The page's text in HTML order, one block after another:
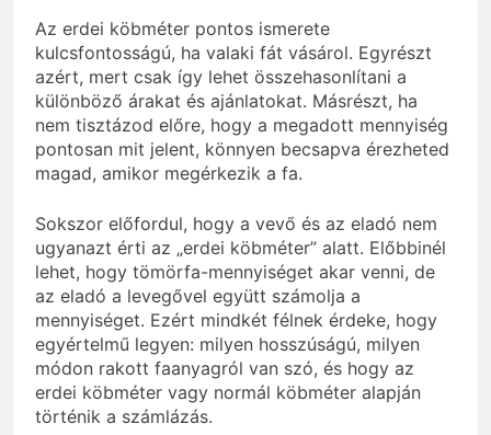
Az erdei köbméter pontos ismerete
kulcsfontosságú, ha valaki fát vásárol. Egyrészt
azért, mert csak így lehet összehasonlítani a
különböző árakat és ajánlatokat. Másrészt, ha
nem tisztázod előre, hogy a megadott mennyiség
pontosan mit jelent, könnyen becsapva érezheted
magad, amikor megérkezik a fa.
Sokszor előfordul, hogy a vevő és az eladó nem
ugyanazt érti az „erdei köbméter” alatt. Előbbinél
lehet, hogy tömörfa-mennyiséget akar venni, de
az eladó a levegővel együtt számolja a
mennyiséget. Ezért mindkét félnek érdeke, hogy
egyértelmű legyen: milyen hosszúságú, milyen
módon rakott faanyagról van szó, és hogy az
erdei köbméter vagy normál köbméter alapján
történik a számlázás.